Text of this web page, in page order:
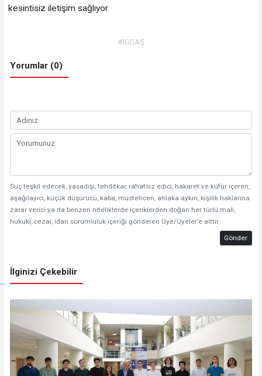
kesintisiz iletişim sağlıyor.
#İGSAŞ
Yorumlar (0)
Suç teşkil edecek, yasadışı, tehditkar, rahatsız edici, hakaret ve küfür içeren,
aşağılayıcı, küçük düşürücü, kaba, müstehcen, ahlaka aykırı, kişilik haklarına
zarar verici ya da benzeri niteliklerde içeriklerden doğan her türlü mali,
hukuki, cezai, idari sorumluluk içeriği gönderen Üye/Üyeler’e aittir.
Gönder
İlginizi Çekebilir